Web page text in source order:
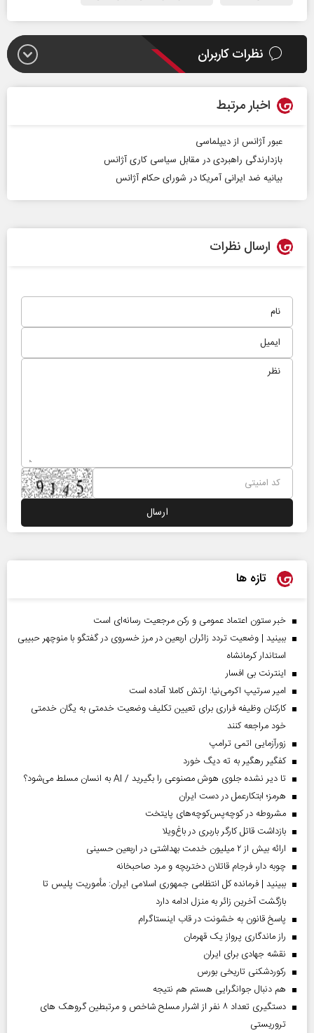
نظرات کاربران
اخبار مرتبط
عبور آژانس از دیپلماسی
بازدارندگی راهبردی در مقابل سیاسی کاری آژانس
بیانیه ضد ایرانی آمریکا در شورای حکام آژانس
ارسال نظرات
تازه ها
خبر ستون اعتماد عمومی و رکن مرجعیت رسانه‌ای است
ببینید | وضعیت تردد زائران اربعین در مرز خسروی در گفتگو با منوچهر حبیبی
استاندار کرمانشاه
اینترنت بی افسار
امیر سرتیپ اکرمی‌نیا: ارتش کاملا آماده است
کارکنان وظیفه فراری برای تعیین تکلیف وضعیت خدمتی به یگان خدمتی
خود مراجعه کنند
زورآزمایی اتمی ترامپ
کفگیر رهگیر به ته دیگ خورد
تا دیر نشده جلوی هوش مصنوعی را بگیرید / AI به انسان مسلط می‌شود؟
هرمز؛ ابتکارعمل در دست ایران
مشروطه در کوچه‌پس‌کوچه‌های پایتخت
بازداشت قاتل کارگر باربری در باغ‌ویلا
ارائه بیش از ۲ میلیون خدمت بهداشتی در اربعین حسینی
چوبه دار، فرجام قاتلان دختربچه و مرد صاحبخانه
ببینید | فرمانده کل انتظامی جمهوری اسلامی ایران­: مأموریت پلیس تا
بازگشت آخرین زائر به منزل ادامه دارد
پاسخ قانون به خشونت در قاب اینستاگرام
راز ماندگاری پرواز یک قهرمان
نقشه جهادی برای ایران
رکوردشکنی تاریخی بورس
هم دنبال جوانگرایی هستم هم نتیجه
دستگیری تعداد ۸ نفر از اشرار مسلح شاخص و مرتبطین گروهک های
تروریستی